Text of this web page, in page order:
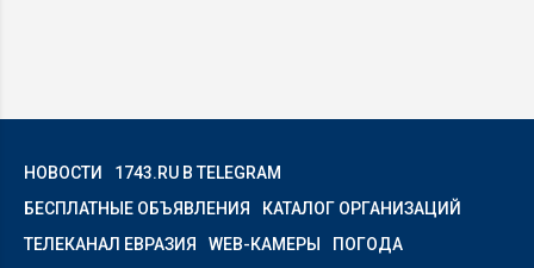
НОВОСТИ
1743.RU В TELEGRAM
БЕСПЛАТНЫЕ ОБЪЯВЛЕНИЯ
КАТАЛОГ ОРГАНИЗАЦИЙ
ТЕЛЕКАНАЛ ЕВРАЗИЯ
WEB-КАМЕРЫ
ПОГОДА